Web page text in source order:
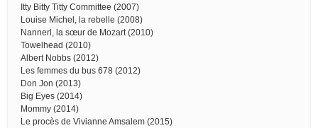
Itty Bitty Titty Committee (2007)
Louise Michel, la rebelle (2008)
Nannerl, la sœur de Mozart (2010)
Towelhead (2010)
Albert Nobbs (2012)
Les femmes du bus 678 (2012)
Don Jon (2013)
Big Eyes (2014)
Mommy (2014)
Le procès de Vivianne Amsalem (2015)